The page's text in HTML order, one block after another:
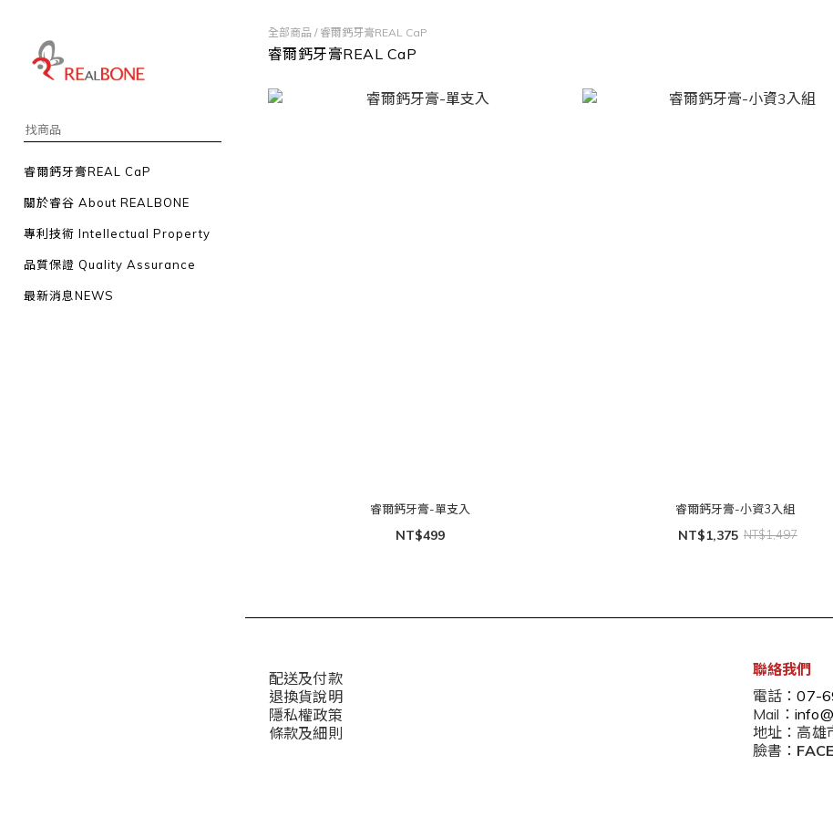
睿爾鈣牙膏REAL CaP
關於睿谷 About REALBONE
專利技術 Intellectual Property
品質保證 Quality Assurance
最新消息NEWS
全部商品 / 睿爾鈣牙膏REAL CaP
睿爾鈣牙膏REAL CaP
睿爾鈣牙膏-單支入
NT$499
睿爾鈣牙膏-小資3入組
NT$1,375 NT$1,497
配送及付款
退換貨說明
隱私權政策
條款及細則
聯絡我們
電話：07-
Mail：
地址：高雄
臉書：